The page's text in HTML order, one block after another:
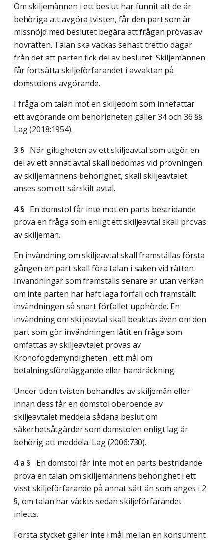
Om skiljemännen i ett beslut har funnit att de är
behöriga att avgöra tvisten, får den part som är
missnöjd med beslutet begära att frågan prövas av
hovrätten. Talan ska väckas senast trettio dagar
från det att parten fick del av beslutet. Skiljemännen
får fortsätta skiljeförfarandet i avvaktan på
domstolens avgörande.
I fråga om talan mot en skiljedom som innefattar
ett avgörande om behörigheten gäller 34 och 36 §§.
Lag (2018:1954).
3 § När giltigheten av ett skiljeavtal som utgör en
del av ett annat avtal skall bedömas vid prövningen
av skiljemännens behörighet, skall skiljeavtalet
anses som ett särskilt avtal.
4 § En domstol får inte mot en parts bestridande
pröva en fråga som enligt ett skiljeavtal skall prövas
av skiljemän.
En invändning om skiljeavtal skall framställas första
gången en part skall föra talan i saken vid rätten.
Invändningar som framställs senare är utan verkan
om inte parten har haft laga förfall och framställt
invändningen så snart förfallet upphörde. En
invändning om skiljeavtal skall beaktas även om den
part som gör invändningen låtit en fråga som
omfattas av skiljeavtalet prövas av
Kronofogdemyndigheten i ett mål om
betalningsföreläggande eller handräckning.
Under tiden tvisten behandlas av skiljemän eller
innan dess får en domstol oberoende av
skiljeavtalet meddela sådana beslut om
säkerhetsåtgärder som domstolen enligt lag är
behörig att meddela. Lag (2006:730).
4 a § En domstol får inte mot en parts bestridande
pröva en talan om skiljemännens behörighet i ett
visst skiljeförfarande på annat sätt än som anges i 2
§, om talan har väckts sedan skiljeförfarandet
inletts.
Första stycket gäller inte i mål mellan en konsument